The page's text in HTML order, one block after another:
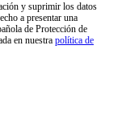
y suprimir los datos
a presentar una
de Protección de
en nuestra política de